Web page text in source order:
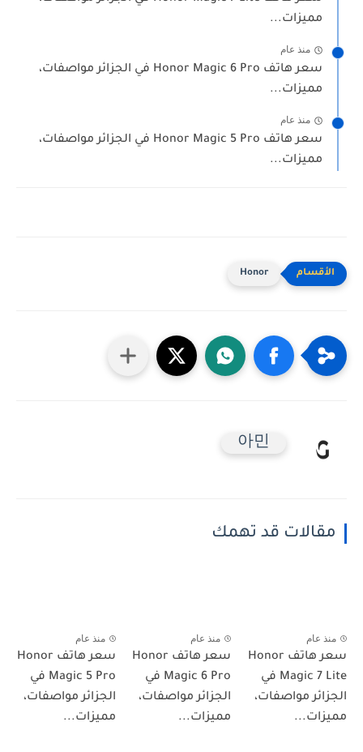
مميزات...
منذ عام
سعر هاتف Honor Magic 6 Pro في الجزائر مواصفات،
مميزات...
منذ عام
سعر هاتف Honor Magic 5 Pro في الجزائر مواصفات،
مميزات...
Honor
아민
مقالات قد تهمك
منذ عام
سعر هاتف Honor
Magic 7 Lite في
الجزائر مواصفات،
مميزات...
منذ عام
سعر هاتف Honor
Magic 6 Pro في
الجزائر مواصفات،
مميزات...
منذ عام
سعر هاتف Honor
Magic 5 Pro في
الجزائر مواصفات،
مميزات...